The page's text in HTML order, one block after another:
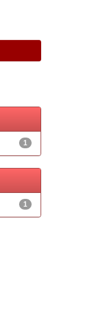
1
1